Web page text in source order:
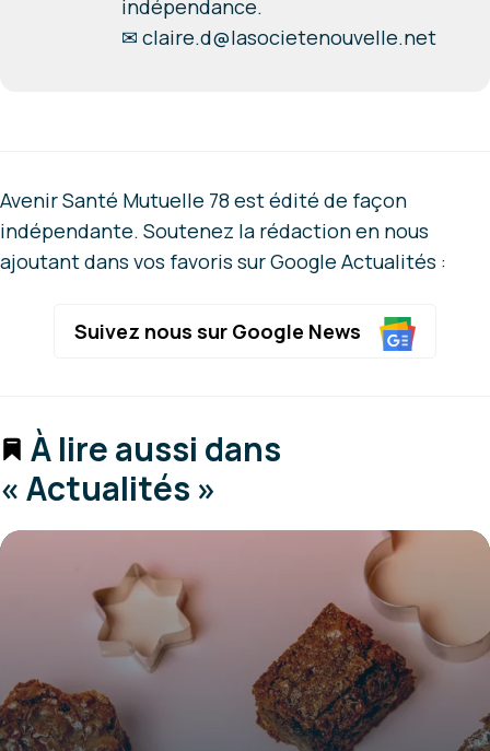
indépendance.
✉ claire.d@lasocietenouvelle.net
Avenir Santé Mutuelle 78 est édité de façon
indépendante. Soutenez la rédaction en nous
ajoutant dans vos favoris sur Google Actualités :
Suivez nous sur Google News
À lire aussi dans
« Actualités »